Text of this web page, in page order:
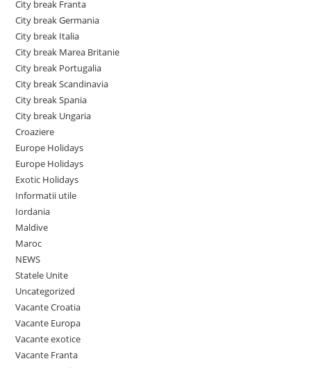
City break Franta
City break Germania
City break Italia
City break Marea Britanie
City break Portugalia
City break Scandinavia
City break Spania
City break Ungaria
Croaziere
Europe Holidays
Europe Holidays
Exotic Holidays
Informatii utile
Iordania
Maldive
Maroc
NEWS
Statele Unite
Uncategorized
Vacante Croatia
Vacante Europa
Vacante exotice
Vacante Franta